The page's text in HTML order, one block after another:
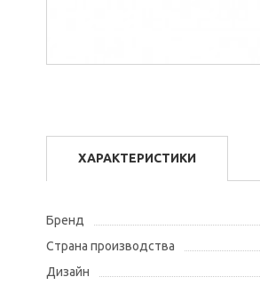
ХАРАКТЕРИСТИКИ
Бренд
Страна производства
Дизайн